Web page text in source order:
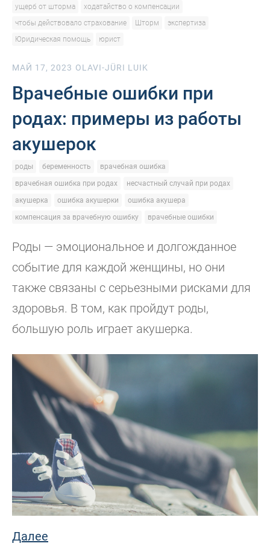
ущерб от шторма
ходатайство о компенсации
чтобы действовало страхование
Шторм
экспертиза
Юридическая помощь
юрист
МАЙ 17, 2023 OLAVI-JÜRI LUIK
Врачебные ошибки при
родах: примеры из работы
акушерок
роды беременность
врачебная ошибка
врачебная ошибка при родах
несчастный случай при родах
акушерка
ошибка акушерки
ошибка акушера
компенсация за врачебную ошибку
врачебные ошибки
Роды — эмоциональное и долгожданное
событие для каждой женщины, но они
также связаны с серьезными рисками для
здоровья. В том, как пройдут роды,
большую роль играет акушерка.
Далее